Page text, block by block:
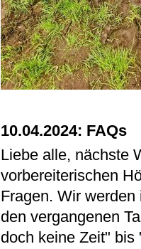
10.04.2024: FAQs
Liebe alle, nächste
vorbereiterischen
Fragen. Wir
den vergangenen
doch keine Zeit" bis